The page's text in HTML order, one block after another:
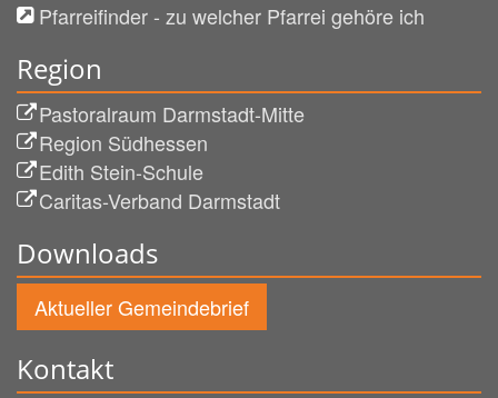
Pfarreifinder - zu welcher Pfarrei gehöre ich
Region
Pastoralraum Darmstadt-Mitte
Region Südhessen
Edith Stein-Schule
Caritas-Verband Darmstadt
Downloads
Aktueller Gemeindebrief
Kontakt